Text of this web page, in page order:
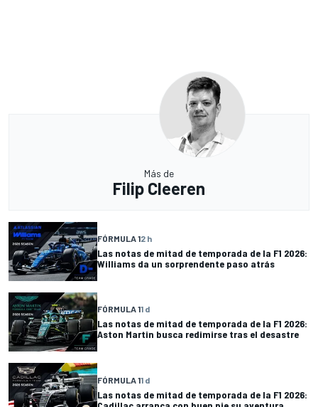
Más de
Filip Cleeren
FÓRMULA 12 h
Las notas de mitad de temporada de la F1 2026:
Williams da un sorprendente paso atrás
FÓRMULA 11 d
Las notas de mitad de temporada de la F1 2026:
Aston Martin busca redimirse tras el desastre
FÓRMULA 11 d
Las notas de mitad de temporada de la F1 2026: